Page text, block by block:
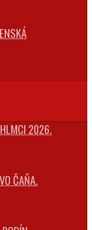
2026.
ČAŇA.